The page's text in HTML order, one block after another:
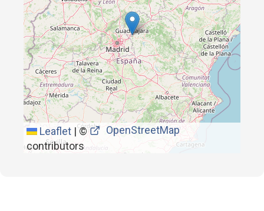
Leaflet |©
OpenStreetMap
contributors